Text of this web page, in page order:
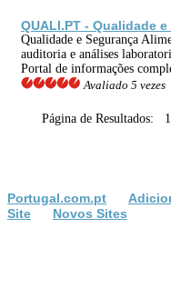
QUALI.PT - Qualidade
Qualidade e Segurança
auditoria e análises
Portal de informações
Avaliado 5 vezes
Página de Resultados: 1
Portugal.com.pt
Site
Novos Sites